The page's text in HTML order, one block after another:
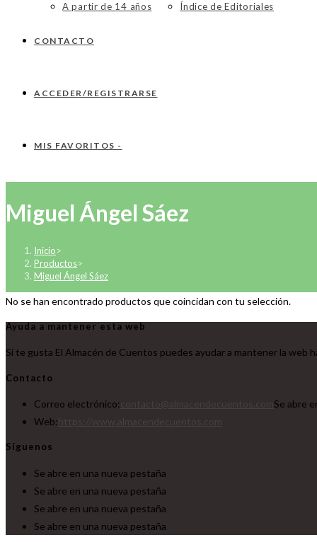
A partir de 14 años
Índice de Editoriales
CONTACTO
ACCEDER/REGISTRARSE
MIS FAVORITOS -
Miguel Ángel Sáez
Inicio>
Productos>
Miguel Ángel Sáez
No se han encontrado productos que coincidan con tu selección.
Ayuda a mantener esta web
Si te gusta El Almacén de Cuentos puedes ayudar a mantener la web
Contacto
Correo electrónico:
Se abre
Web:
Síguenos
Se abre en una nueva pestaña
Se abre en una nueva pestaña
Se abre en una nueva pestaña
Se abre en una nueva pestaña